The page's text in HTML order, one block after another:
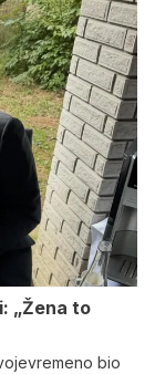
„Žena to
bio